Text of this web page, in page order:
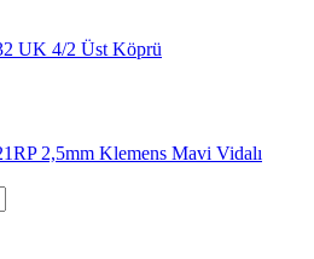
UK 4/2 Üst Köprü
2,5mm Klemens Mavi Vidalı